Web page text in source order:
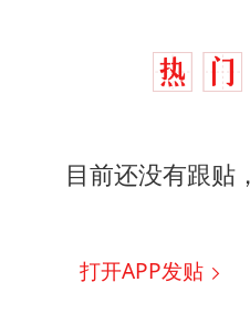
目前还没有跟贴
打开APP发贴